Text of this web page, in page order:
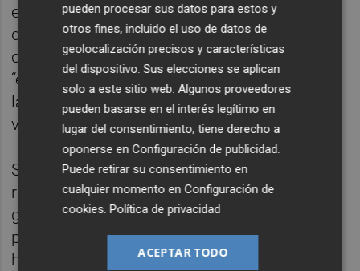
elementos han hecho que se desate algo
que tiene que ver con la imaginación
colectiva entorno al juego”, explica el artista,
“en la exposción se aparece la competición,
la búsqueda y demás factores que pueden
verse entre las obras”.
Sus propias normas incluyen también una
radiografía social del momento en el que
genera todo su trabajo. Durante la pandemia
pudiera parecer que se jugaba con miedo a
hacerse una prueba COVID, que también se
pueden procesar sus datos para estos y
otros fines, incluido el uso de datos de
geolocalización precisos y características
del dispositivo. Sus elecciones se aplican
solo a este sitio web. Algunos proveedores
pueden basarse en el interés legítimo en
lugar del consentimiento; tiene derecho a
oponerse enConfiguración de publicidad
Puede retirar su consentimiento en
cualquier momento enConfiguración de
cookies .Política de privacidad
ACEPTAR TODO